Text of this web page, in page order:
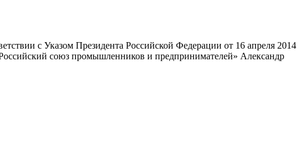
с Указом Президента Российской Федерации от 16 апреля 2014
союз промышленников и предпринимателей» Александр